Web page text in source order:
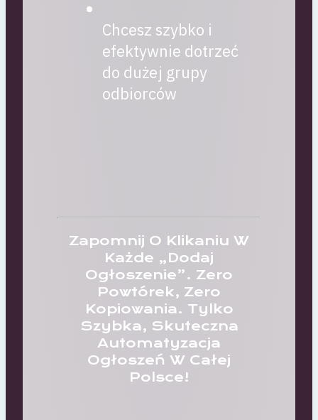
Chcesz szybko i
efektywnie dotrzeć
do dużej grupy
odbiorców
Zapomnij O Klikaniu W
Każde „dodaj
Ogłoszenie”. Zero
Powtórek, Zero
Kopiowania. Tylko
Szybka, Skuteczna
Automatyzacja
Ogłoszeń W Całej
Polsce!